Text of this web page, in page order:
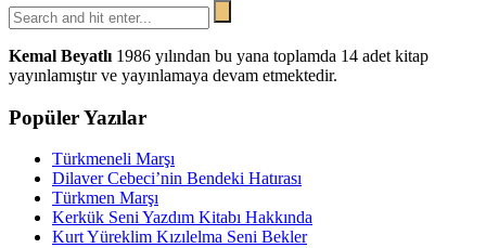
Kemal Beyatlı 1986 yılından bu yana toplamda 14 adet kitap
yayınlamıştır ve yayınlamaya devam etmektedir.
Popüler Yazılar
Türkmeneli Marşı
Dilaver Cebeci’nin Bendeki Hatırası
Türkmen Marşı
Kerkük Seni Yazdım Kitabı Hakkında
Kurt Yüreklim Kızılelma Seni Bekler